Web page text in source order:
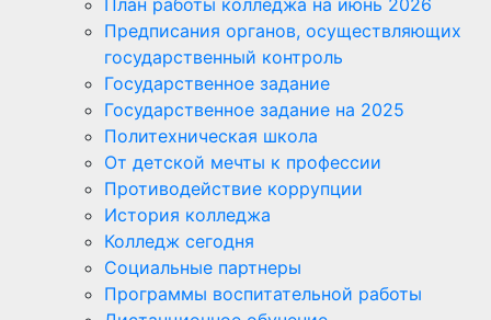
План работы колледжа на июнь 2026
Предписания органов, осуществляющих
государственный контроль
Государственное задание
Государственное задание на 2025
Политехническая школа
От детской мечты к профессии
Противодействие коррупции
История колледжа
Колледж сегодня
Социальные партнеры
Программы воспитательной работы